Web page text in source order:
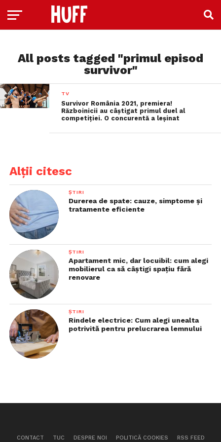
All posts tagged "primul episod
survivor"
TV
Survivor România 2021, premiera!
Războinicii au câștigat primul duel al
competiției. O concurentă a leșinat
Alții citesc
ȘTIRI
Durerea de spate: cauze, simptome și
tratamente eficiente
ȘTIRI
Apartament mic, dar locuibil: cum alegi
mobilierul ca să câștigi spațiu fără
renovare
ȘTIRI
Rindele electrice: Cum alegi unealta
potrivită pentru prelucrarea lemnului
CONTACT TUC DESPRE NOI POLITICĂ COOKIES RSS FEED